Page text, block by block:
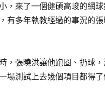
，來了一個健碩高峻的網
有多年執教經過的事況的
，張曉洪讓他跑圈、扔球
場測試上去幾個項目都得了